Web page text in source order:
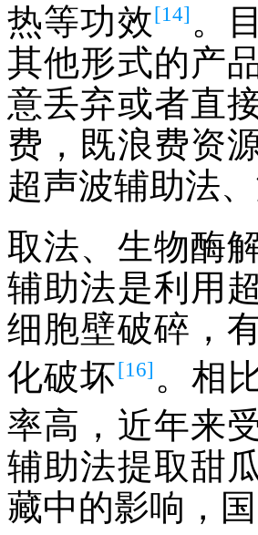
热等功效[14] 。
其他形式的产
意丢弃或者直
费，既浪费资
超声波辅助法
取法、生物酶
辅助法是利用
细胞壁破碎，
化破坏[16] 。相
率高，近年来
辅助法提取甜
藏中的影响，